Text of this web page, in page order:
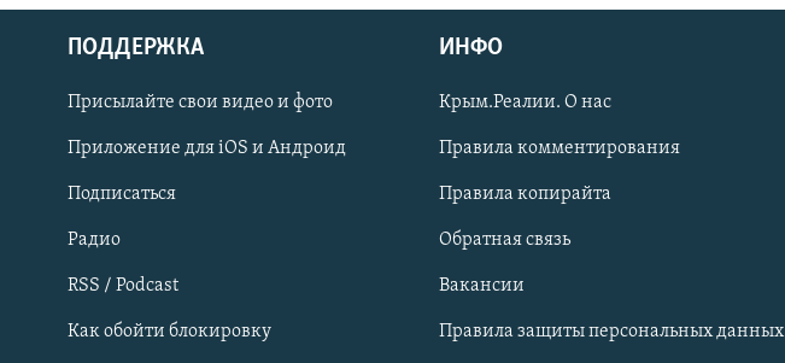
Українською
Qırımtatar
ПРИСОЕДИНЯЙТЕСЬ!
ПОДДЕРЖКА
Присылайте свои видео и фото
Приложение для iOS и Андроид
Подписаться
Радио
RSS / Podcast
Как обойти блокировку
ИНФО
Крым.Реалии. О нас
Правила комментирования
Правила копирайта
Обратная связь
Вакансии
Правила защиты персональных данных